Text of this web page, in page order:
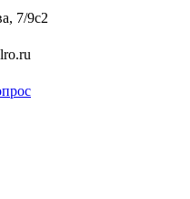
7/9с2